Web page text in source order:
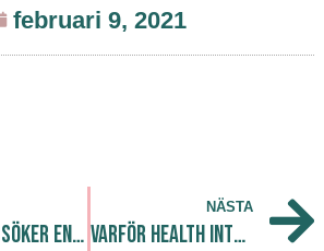
februari 9, 2021
The Park söker en redovisningsekonom med controllerambitioner
NÄSTA
Varför Health Integrator står ut bland dagens hälsoplattformar